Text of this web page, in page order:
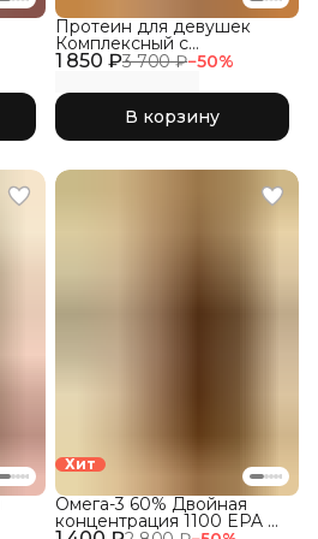
1 850 ₽3 700 ₽−50%
Протеин для девушек
Комплексный с
Коллагеном, Соленая
В корзину
Хит
Омега-3 60% Двойная
концентрация 1100 EPA &